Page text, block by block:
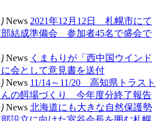
News 2021年12月12日 札幌市にて
部結成準備会 参加者45名で盛会で
News くまもりが「西中国ウインド
会として意見書を送付
News 11/14～11/20 高知県トラスト
んの餌場づくり 今年度分終了報告
News 北海道にも大きな自然保護勢